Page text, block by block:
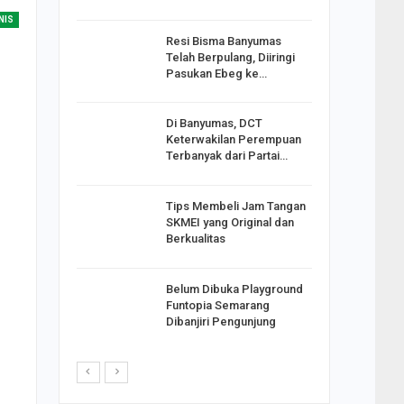
Resi Bisma Banyumas
Telah Berpulang, Diiringi
Pasukan Ebeg ke…
Di Banyumas, DCT
Keterwakilan Perempuan
Terbanyak dari Partai…
Tips Membeli Jam Tangan
SKMEI yang Original dan
Berkualitas
Belum Dibuka Playground
Funtopia Semarang
Dibanjiri Pengunjung